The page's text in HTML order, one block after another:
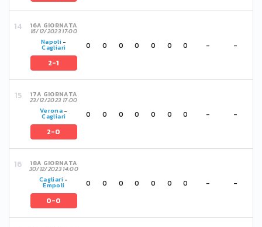
16A GIORNATA
16/12/2023 17:00
Napoli -
Cagliari
2-1
0 0 0 0 0 0 0 - -
17A GIORNATA
23/12/2023 17:00
Verona -
Cagliari
2-0
0 0 0 0 0 0 0 - -
18A GIORNATA
30/12/2023 14:00
Cagliari-
Empoli
0-0
0 0 0 0 0 0 0 - -